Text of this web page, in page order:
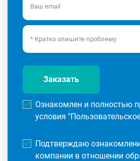
Заказать
Ознакомлен и полностью
условия "
Подтверждаю
компании в отношении